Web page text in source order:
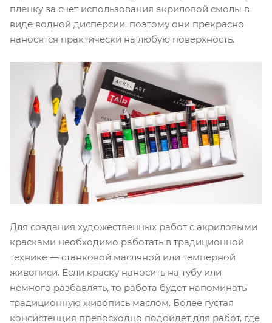
пленку за счет использования акриловой смолы в
виде водной дисперсии, поэтому они прекрасно
наносятся практически на любую поверхность.
Для создания художественных работ с акриловыми
красками необходимо работать в традиционной
технике — станковой масляной или темперной
живописи. Если краску наносить на тубу или
немного разбавлять, то работа будет напоминать
традиционную живопись маслом. Более густая
консистенция превосходно подойдет для работ, где